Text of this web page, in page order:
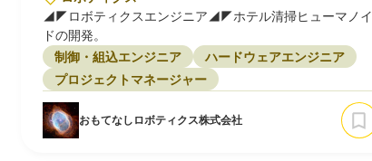
◢◤ロボティクスエンジニア◢◤ホテル清掃ヒューマノイ
ドの開発。
制御・組込エンジニア
ハードウェアエンジニア
プロジェクトマネージャー
おもてなしロボティクス株式会社